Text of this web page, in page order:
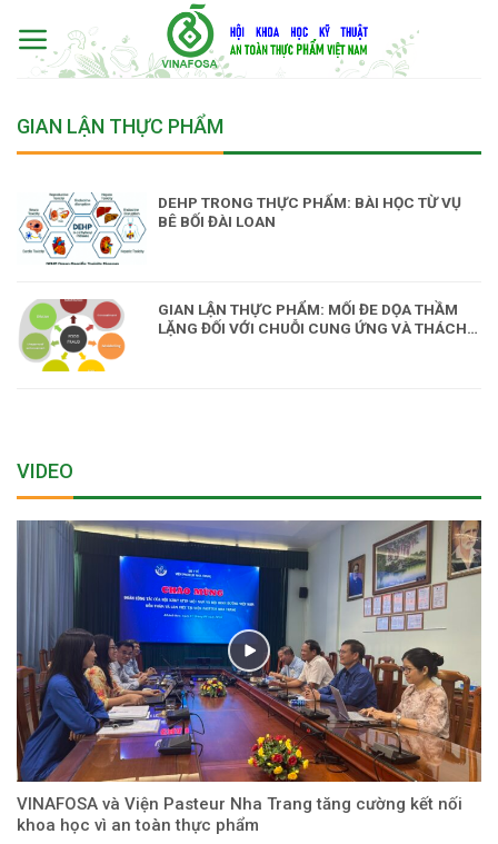
content
GIAN LẬN THỰC PHẨM
DEHP TRONG THỰC PHẨM: BÀI HỌC TỪ VỤ
BÊ BỐI ĐÀI LOAN
GIAN LẬN THỰC PHẨM: MỐI ĐE DỌA THẦM
LẶNG ĐỐI VỚI CHUỖI CUNG ỨNG VÀ THÁCH
VIDEO
VINAFOSA và Viện Pasteur Nha Trang tăng cường kết nối
khoa học vì an toàn thực phẩm